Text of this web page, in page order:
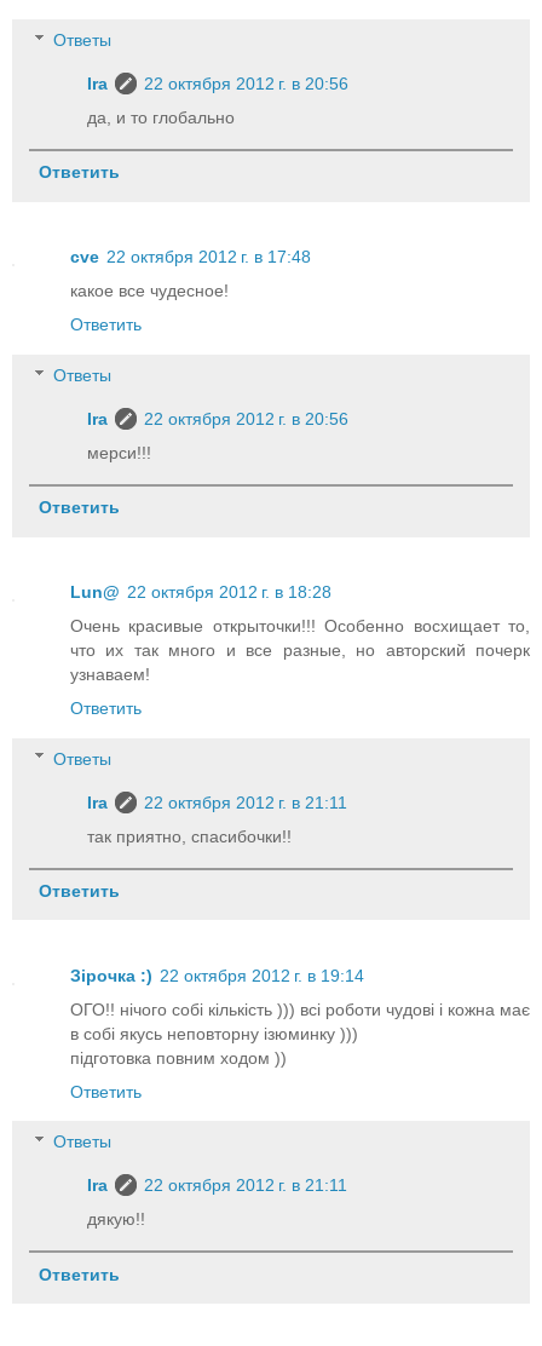
Ответы
Ira
22 октября 2012 г. в 20:56
да, и то глобально
Ответить
cve 22 октября 2012 г. в 17:48
какое все чудесное!
Ответить
Ответы
Ira
22 октября 2012 г. в 20:56
мерси!!!
Ответить
Lun@ 22 октября 2012 г. в 18:28
Очень красивые открыточки!!! Особенно восхищает то,
что их так много и все разные, но авторский почерк
узнаваем!
Ответить
Ответы
Ira
22 октября 2012 г. в 21:11
так приятно, спасибочки!!
Ответить
Зірочка :) 22 октября 2012 г. в 19:14
ОГО!! нічого собі кількість ))) всі роботи чудові і кожна має
в собі якусь неповторну ізюминку )))
підготовка повним ходом ))
Ответить
Ответы
Ira
22 октября 2012 г. в 21:11
дякую!!
Ответить